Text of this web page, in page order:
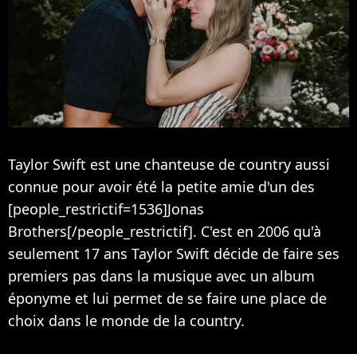
Taylor Swift est une chanteuse de country aussi
connue pour avoir été la petite amie d'un des
[people_restrictif=1536]Jonas
Brothers[/people_restrictif]. C'est en 2006 qu'à
seulement 17 ans Taylor Swift décide de faire ses
premiers pas dans la musique avec un album
éponyme et lui permet de se faire une place de
choix dans le monde de la country.